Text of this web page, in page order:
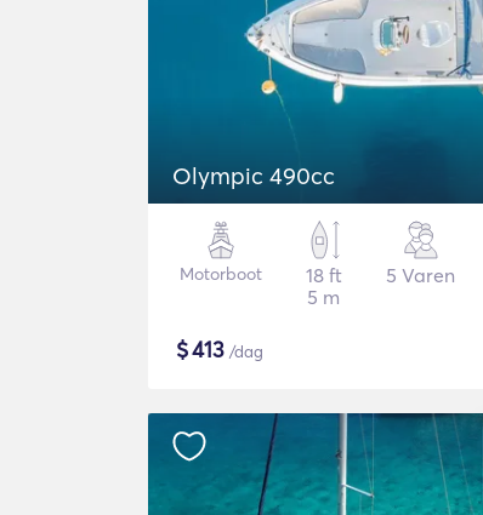
Olympic 490cc
Motorboot
18 ft
5 m
5 Varen
$413 /dag